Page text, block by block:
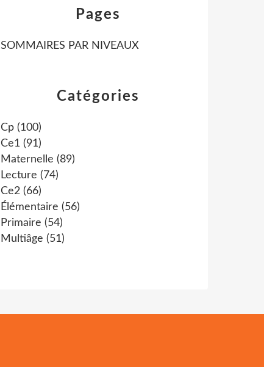
Catégories
Cp (100)
Ce1 (91)
Maternelle (89)
Lecture (74)
Ce2 (66)
Élémentaire (56)
Primaire (54)
Multiâge (51)
Pages
SOMMAIRES PAR NIVEAUX